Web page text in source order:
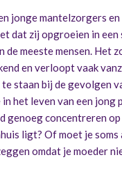
jonge mantelzorgers en
dat zij opgroeien in een
de meeste mensen. Het
en verloopt vaak
staan bij de gevolgen
het leven van een jong
genoeg concentreren
ligt? Of moet je soms
omdat je moeder